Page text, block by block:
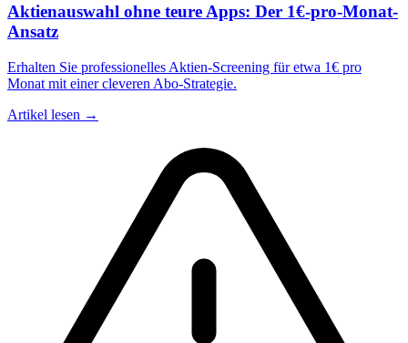
Aktienauswahl ohne teure Apps: Der 1€-pro-Monat-
Ansatz
Erhalten Sie professionelles Aktien-Screening für etwa 1€ pro
Monat mit einer cleveren Abo-Strategie.
Artikel lesen →